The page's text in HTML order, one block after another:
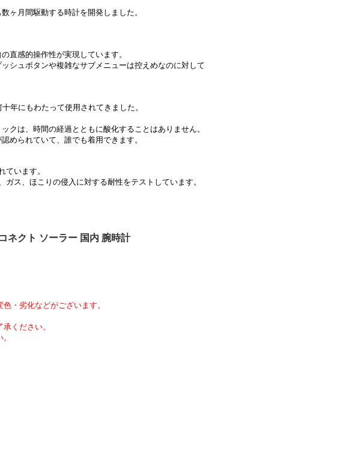
ヶ月間駆動する時計を開発しました。
直感的操作性が実現しています。
シュボタンや複雑なサブメニューは控えめなのに対して
年にもわたって使用されてきました。
クは、時間の経過とともに酸化することはありません。
められていて、誰でも着用できます。
ています。
ス、ほこりの侵入に対する耐性をテストしています。
ネクト ソーラー 国内 腕時計
・劣化などがございます。
ください。